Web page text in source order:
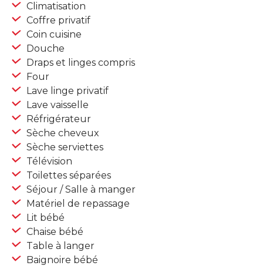
Climatisation
Coffre privatif
Coin cuisine
Douche
Draps et linges compris
Four
Lave linge privatif
Lave vaisselle
Réfrigérateur
Sèche cheveux
Sèche serviettes
Télévision
Toilettes séparées
Séjour / Salle à manger
Matériel de repassage
Lit bébé
Chaise bébé
Table à langer
Baignoire bébé